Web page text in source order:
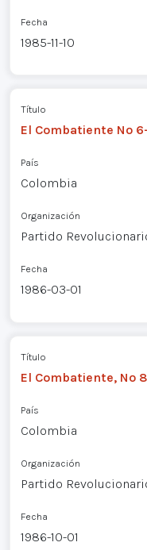
Fecha
1985-11-10
Título
El Combatiente Nº
País
Colombia
Organización
Partido
Fecha
1986-03-01
Título
El Combatiente, Nº
País
Colombia
Organización
Partido
Fecha
1986-10-01